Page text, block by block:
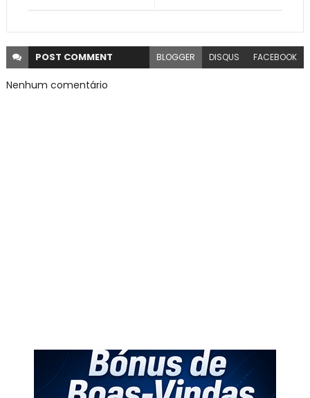
POST COMMENT BLOGGER DISQUS FACEBOOK
Nenhum comentário